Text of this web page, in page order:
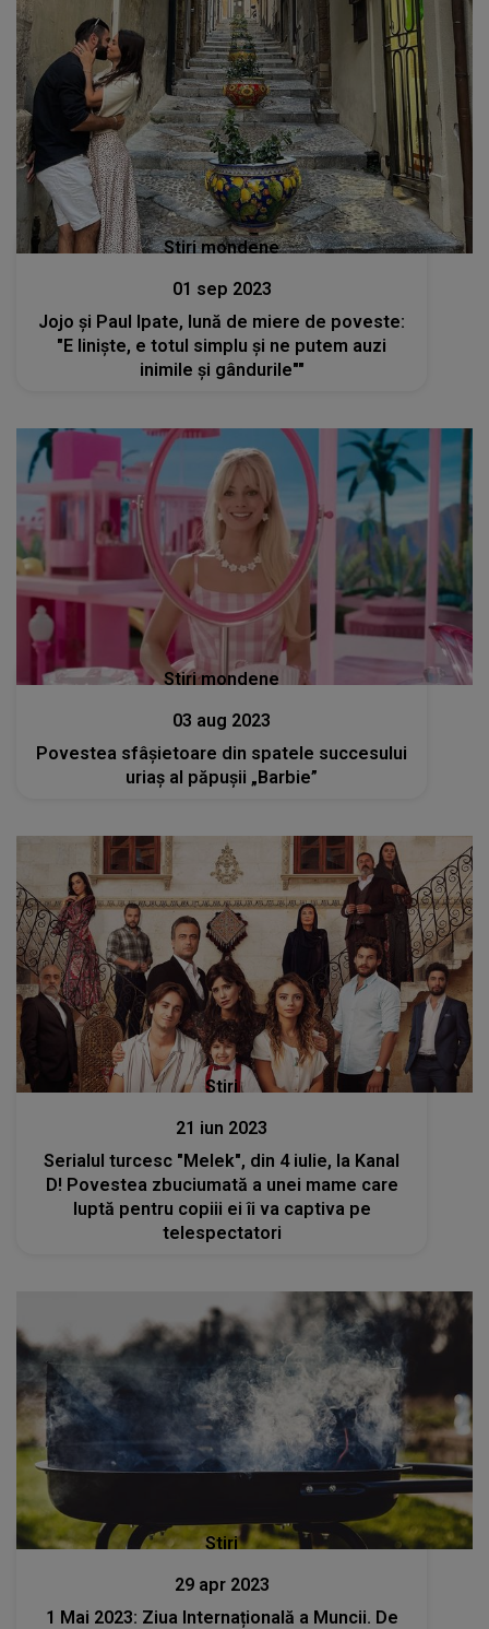
Stiri mondene
01 sep 2023
Jojo și Paul Ipate, lună de miere de poveste:
"E liniște, e totul simplu și ne putem auzi
inimile și gândurile""
Stiri mondene
03 aug 2023
Povestea sfâșietoare din spatele succesului
uriaș al păpușii „Barbie”
Stiri
21 iun 2023
Serialul turcesc "Melek", din 4 iulie, la Kanal
D! Povestea zbuciumată a unei mame care
luptă pentru copiii ei îi va captiva pe
telespectatori
Stiri
29 apr 2023
1 Mai 2023: Ziua Internațională a Muncii. De